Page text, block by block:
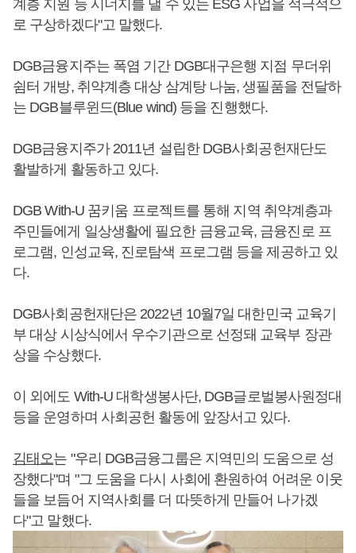
계층 지원 등 시너지를 낼 수 있는 ESG 사업을 적극적으
로 구상하겠다"고 말했다.
DGB금융지주는 폭염 기간 DGB대구은행 지점 무더위
쉼터 개방, 취약계층 대상 삼계탕 나눔, 생필품을 전달하
는 DGB블루윈드(Blue wind) 등을 진행했다.
DGB금융지주가 2011년 설립한 DGB사회공헌재단도
활발하게 활동하고 있다.
DGB With-U 꿈키움 프로젝트를 통해 지역 취약계층과
주민들에게 일상생활에 필요한 금융교육, 금융진로 프
로그램, 인성교육, 진로탐색 프로그램 등을 제공하고 있
다.
DGB사회공헌재단은 2022년 10월7일 대한민국 교육기
부 대상 시상식에서 우수기관으로 선정돼 교육부 장관
상을 수상했다.
이 외에도 With-U 대학생봉사단, DGB글로벌봉사원정대
등을 운영하며 사회공헌 활동에 앞장서고 있다.
김태오는 "우리 DGB금융그룹은 지역민의 도움으로 성
장했다"며 "그 도움을 다시 사회에 환원하여 어려운 이웃
들을 보듬어 지역사회를 더 따뜻하게 만들어 나가겠
다"고 말했다.